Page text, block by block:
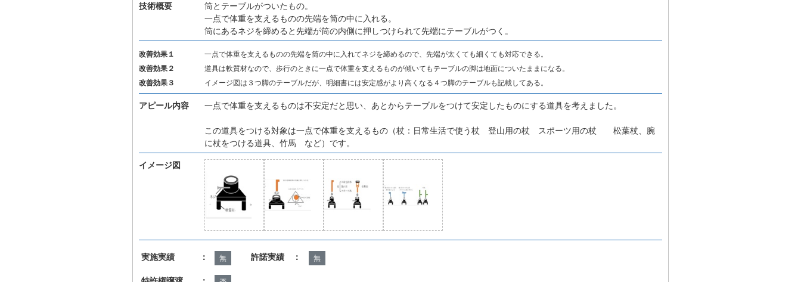
技術概要
筒とテーブルがついたもの。
一点で体重を支えるものの先端を筒の中に入れる。
筒にあるネジを締めると先端が筒の内側に押しつけられて先端にテーブルがつく。
改善効果１
一点で体重を支えるものの先端を筒の中に入れてネジを締めるので、先端が太くても細くても対応できる。
改善効果２
道具は軟質材なので、歩行のときに一点で体重を支えるものが傾いてもテーブルの脚は地面についたままになる。
改善効果３
イメージ図は３つ脚のテーブルだが、明細書には安定感がより高くなる４つ脚のテーブルも記載してある。
アピール内容 一点で体重を支えるものは不安定だと思い、あとからテーブルをつけて安定したものにする道具を考えました。
この道具をつける対象は一点で体重を支えるもの（杖：日常生活で使う杖 登山用の杖 スポーツ用の杖 松葉杖、腕
に杖をつける道具、竹馬 など）です。
イメージ図
実施実績 ： 無 許諾実績 ： 無